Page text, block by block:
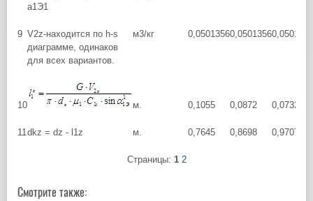
a1Э1
9 V2z-находится по h-s
диаграмме, одинаков
для всех вариантов.
м3/кг 0,05013560,05013560,0501356
10 м. 0,1055 0,0872 0,07325
11dkz = dz - l1z м. 0,7645 0,8698 0,97075
Страницы: 1 2
Смотрите также: